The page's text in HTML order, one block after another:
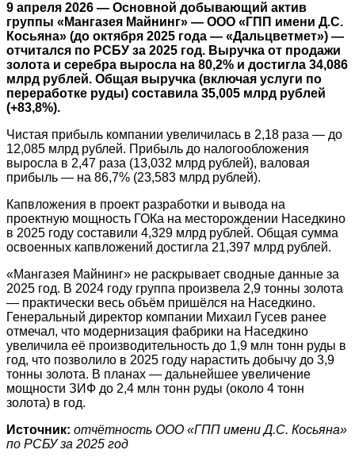
9 апреля 2026 — Основной добывающий актив
группы «Мангазея Майнинг» — ООО «ГПП имени Д.С.
Косьяна» (до октября 2025 года — «Дальцветмет») —
отчитался по РСБУ за 2025 год. Выручка от продажи
золота и серебра выросла на 80,2% и достигла 34,086
млрд рублей. Общая выручка (включая услуги по
переработке руды) составила 35,005 млрд рублей
(+83,8%).
Чистая прибыль компании увеличилась в 2,18 раза — до
12,085 млрд рублей. Прибыль до налогообложения
выросла в 2,47 раза (13,032 млрд рублей), валовая
прибыль — на 86,7% (23,583 млрд рублей).
Капвложения в проект разработки и вывода на
проектную мощность ГОКа на месторождении Наседкино
в 2025 году составили 4,329 млрд рублей. Общая сумма
освоенных капвложений достигла 21,397 млрд рублей.
«Мангазея Майнинг» не раскрывает сводные данные за
2025 год. В 2024 году группа произвела 2,9 тонны золота
— практически весь объём пришёлся на Наседкино.
Генеральный директор компании Михаил Гусев ранее
отмечал, что модернизация фабрики на Наседкино
увеличила её производительность до 1,9 млн тонн руды в
год, что позволило в 2025 году нарастить добычу до 3,9
тонны золота. В планах — дальнейшее увеличение
мощности ЗИФ до 2,4 млн тонн руды (около 4 тонн
золота) в год.
Источник: отчётность ООО «ГПП имени Д.С. Косьяна»
по РСБУ за 2025 год